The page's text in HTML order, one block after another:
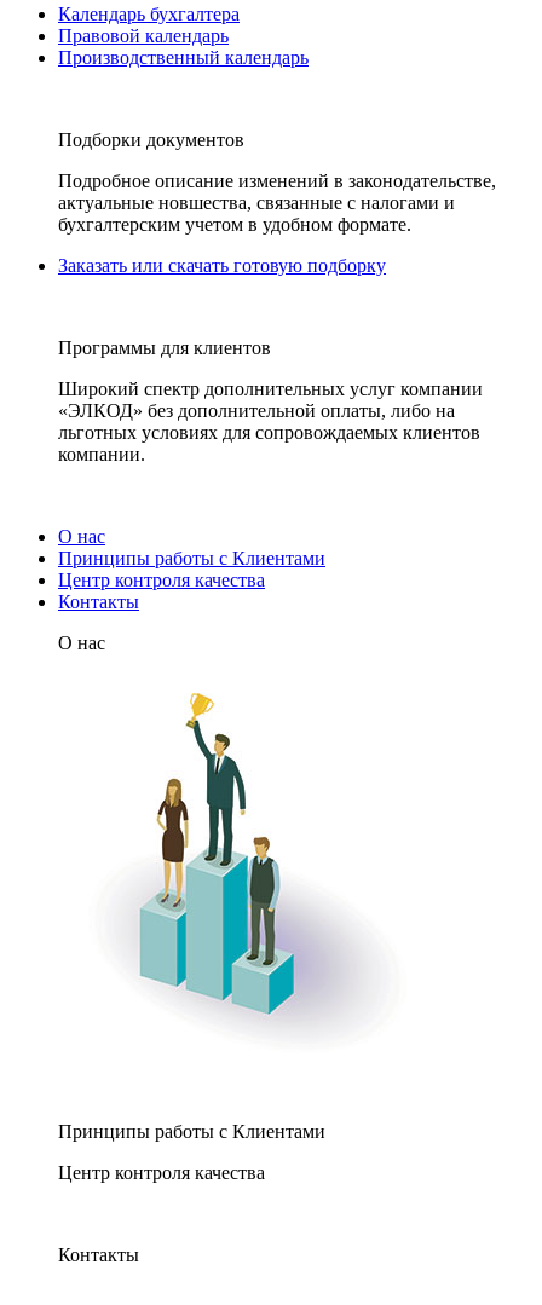
Календарь бухгалтера
Правовой календарь
Производственный календарь
Подборки документов
Подробное описание изменений в законодательстве,
актуальные новшества, связанные с налогами и
бухгалтерским учетом в удобном формате.
Заказать или скачать готовую подборку
Программы для клиентов
Широкий спектр дополнительных услуг компании
«ЭЛКОД» без дополнительной оплаты, либо на
льготных условиях для сопровождаемых клиентов
компании.
О нас
Принципы работы с Клиентами
Центр контроля качества
Контакты
О нас
Принципы работы с Клиентами
Центр контроля качества
Контакты